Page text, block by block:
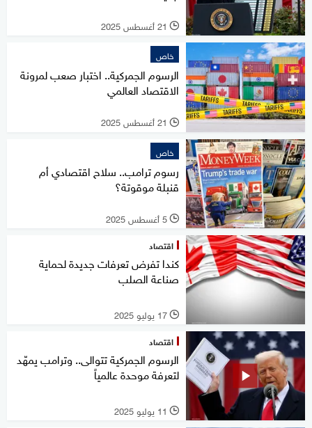
l 21 أغسطس 2025
خاص
الرسوم الجمركية.. اختبار صعب لمرونة
الاقتصاد العالمي
l 21 أغسطس 2025
خاص
رسوم ترامب.. سلاح اقتصادي أم
قنبلة موقوتة؟
l 5 أغسطس 2025
اقتصاد
كندا تفرض تعرفات جديدة لحماية
صناعة الصلب
l 17 يوليو 2025
اقتصاد
الرسوم الجمركية تتوالى.. وترامب يمهّد
لتعرفة موحدة عالمياً
l 11 يوليو 2025